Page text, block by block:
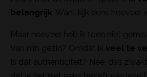
belangrijk . Want kijk eens hoeveel
Maar hoeveel heb ik toen niet
Van m’n gezin? Omdat ik veel te
Is dat authenticiteit? Nee, da’s